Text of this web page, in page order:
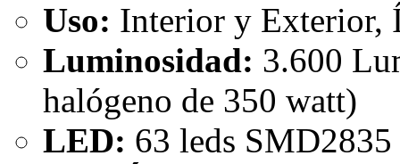
Uso: Interior y Exterior,
Luminosidad: 3.600
halógeno de 350 watt)
LED: 63 leds SMD2835